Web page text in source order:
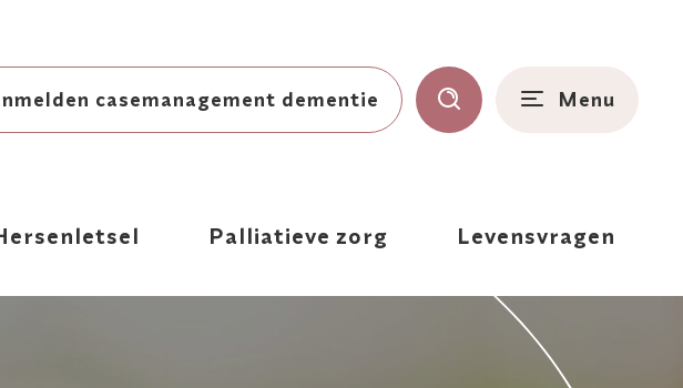
casemanagement dementie Menu
Palliatieve zorg Levensvragen